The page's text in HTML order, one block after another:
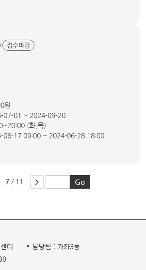
접수마감
원
07-01 ~ 2024-09-20
(화,목)
06-17 09:00 ~ 2024-06-28 18:00
7 / 11
터 담당팀 : 가좌3동